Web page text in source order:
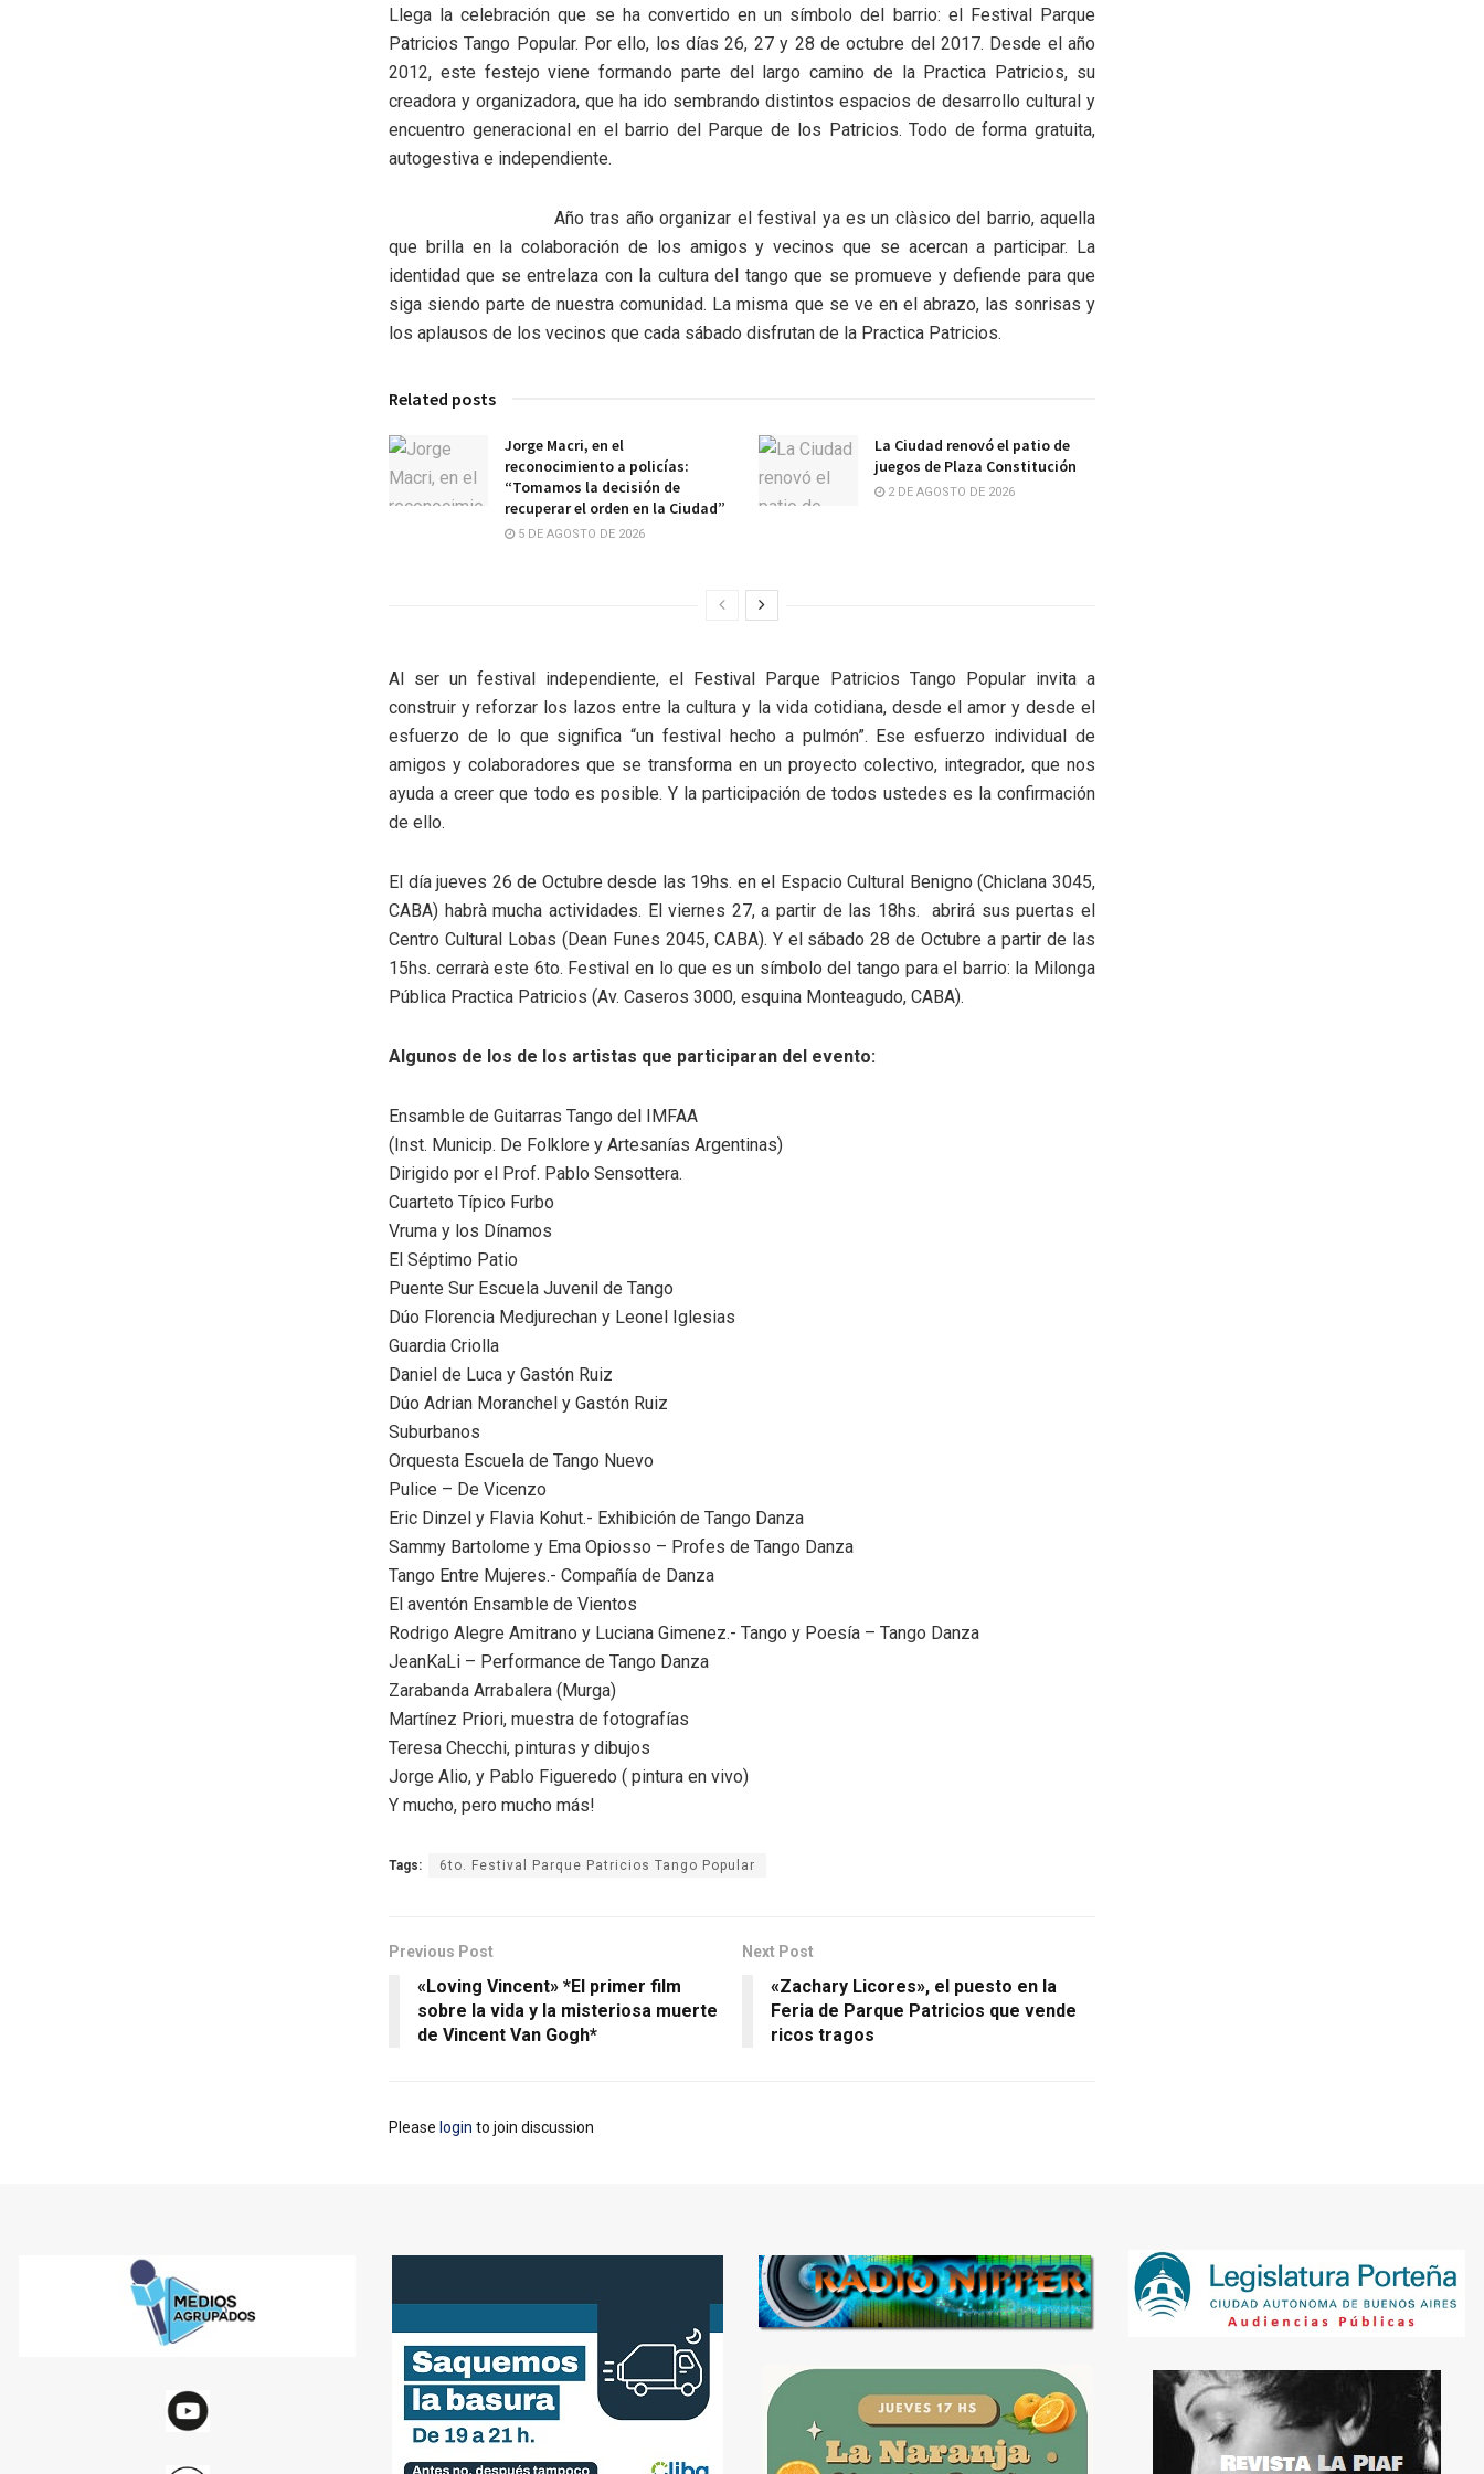
Llega la celebración que se ha convertido en un símbolo del barrio: el Festival Parque
Patricios Tango Popular. Por ello, los días 26, 27 y 28 de octubre del 2017. Desde el año
2012, este festejo viene formando parte del largo camino de la Practica Patricios, su
creadora y organizadora, que ha ido sembrando distintos espacios de desarrollo cultural y
encuentro generacional en el barrio del Parque de los Patricios. Todo de forma gratuita,
autogestiva e independiente.
Año tras año organizar el festival ya es un clàsico del barrio, aquella
que brilla en la colaboración de los amigos y vecinos que se acercan a participar. La
identidad que se entrelaza con la cultura del tango que se promueve y defiende para que
siga siendo parte de nuestra comunidad. La misma que se ve en el abrazo, las sonrisas y
los aplausos de los vecinos que cada sábado disfrutan de la Practica Patricios.
Related posts
Jorge Macri, en el
reconocimiento a policías:
“Tomamos la decisión de
recuperar el orden en la Ciudad”
5 DE AGOSTO DE 2026
La Ciudad renovó el patio de
juegos de Plaza Constitución
2 DE AGOSTO DE 2026
Al ser un festival independiente, el Festival Parque Patricios Tango Popular invita a
construir y reforzar los lazos entre la cultura y la vida cotidiana, desde el amor y desde el
esfuerzo de lo que significa “un festival hecho a pulmón”. Ese esfuerzo individual de
amigos y colaboradores que se transforma en un proyecto colectivo, integrador, que nos
ayuda a creer que todo es posible. Y la participación de todos ustedes es la confirmación
de ello.
El día jueves 26 de Octubre desde las 19hs. en el Espacio Cultural Benigno (Chiclana 3045,
CABA) habrà mucha actividades. El viernes 27, a partir de las 18hs. abrirá sus puertas el
Centro Cultural Lobas (Dean Funes 2045, CABA). Y el sábado 28 de Octubre a partir de las
15hs. cerrarà este 6to. Festival en lo que es un símbolo del tango para el barrio: la Milonga
Pública Practica Patricios (Av. Caseros 3000, esquina Monteagudo, CABA).
Algunos de los de los artistas que participaran del evento:
Ensamble de Guitarras Tango del IMFAA
(Inst. Municip. De Folklore y Artesanías Argentinas)
Dirigido por el Prof. Pablo Sensottera.
Cuarteto Típico Furbo
Vruma y los Dínamos
El Séptimo Patio
Puente Sur Escuela Juvenil de Tango
Dúo Florencia Medjurechan y Leonel Iglesias
Guardia Criolla
Daniel de Luca y Gastón Ruiz
Dúo Adrian Moranchel y Gastón Ruiz
Suburbanos
Orquesta Escuela de Tango Nuevo
Pulice – De Vicenzo
Eric Dinzel y Flavia Kohut.- Exhibición de Tango Danza
Sammy Bartolome y Ema Opiosso – Profes de Tango Danza
Tango Entre Mujeres.- Compañía de Danza
El aventón Ensamble de Vientos
Rodrigo Alegre Amitrano y Luciana Gimenez.- Tango y Poesía – Tango Danza
JeanKaLi – Performance de Tango Danza
Zarabanda Arrabalera (Murga)
Martínez Priori, muestra de fotografías
Teresa Checchi, pinturas y dibujos
Jorge Alio, y Pablo Figueredo ( pintura en vivo)
Y mucho, pero mucho más!
Tags: 6to. Festival Parque Patricios Tango Popular
Previous Post
«Loving Vincent» *El primer film
sobre la vida y la misteriosa muerte
de Vincent Van Gogh*
Next Post
«Zachary Licores», el puesto en la
Feria de Parque Patricios que vende
ricos tragos
Please login to join discussion